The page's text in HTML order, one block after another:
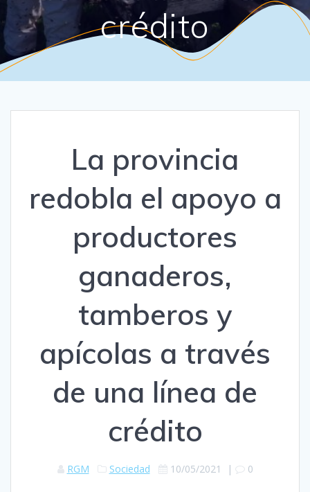
crédito
La provincia
redobla el apoyo a
productores
ganaderos,
tamberos y
apícolas a través
de una línea de
crédito
RGM Sociedad 10/05/2021 | 0